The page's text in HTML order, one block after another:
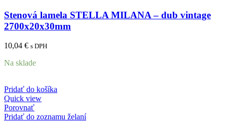
Stenová lamela STELLA MILANA – dub vintage
2700x20x30mm
10,04 € s DPH
Na sklade
Pridať do košíka
Quick view
Porovnať
Pridať do zoznamu želaní